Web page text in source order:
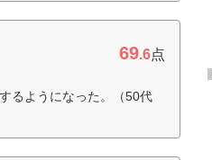
69.6点
るようになった。（50代